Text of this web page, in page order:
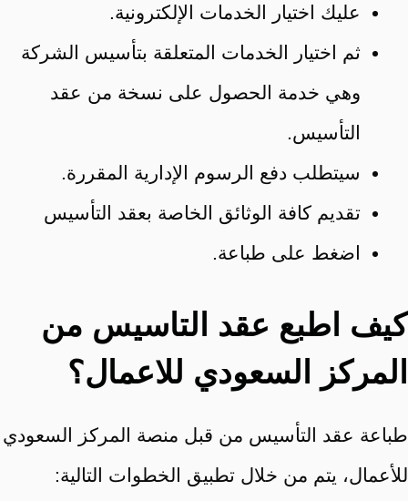
عليك اختيار الخدمات الإلكترونية.
ثم اختيار الخدمات المتعلقة بتأسيس الشركة
وهي خدمة الحصول على نسخة من عقد
التأسيس.
سيتطلب دفع الرسوم الإدارية المقررة.
تقديم كافة الوثائق الخاصة بعقد التأسيس
اضغط على طباعة.
كيف اطبع عقد التاسيس من
المركز السعودي للاعمال؟
طباعة عقد التأسيس من قبل منصة المركز السعودي
للأعمال، يتم من خلال تطبيق الخطوات التالية: